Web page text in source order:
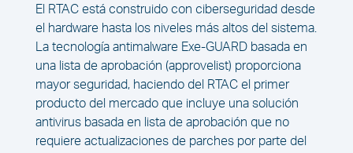
El RTAC está construido con ciberseguridad desde
el hardware hasta los niveles más altos del sistema.
La tecnología antimalware Exe-GUARD basada en
una lista de aprobación (approvelist) proporciona
mayor seguridad, haciendo del RTAC el primer
producto del mercado que incluye una solución
antivirus basada en lista de aprobación que no
requiere actualizaciones de parches por parte del